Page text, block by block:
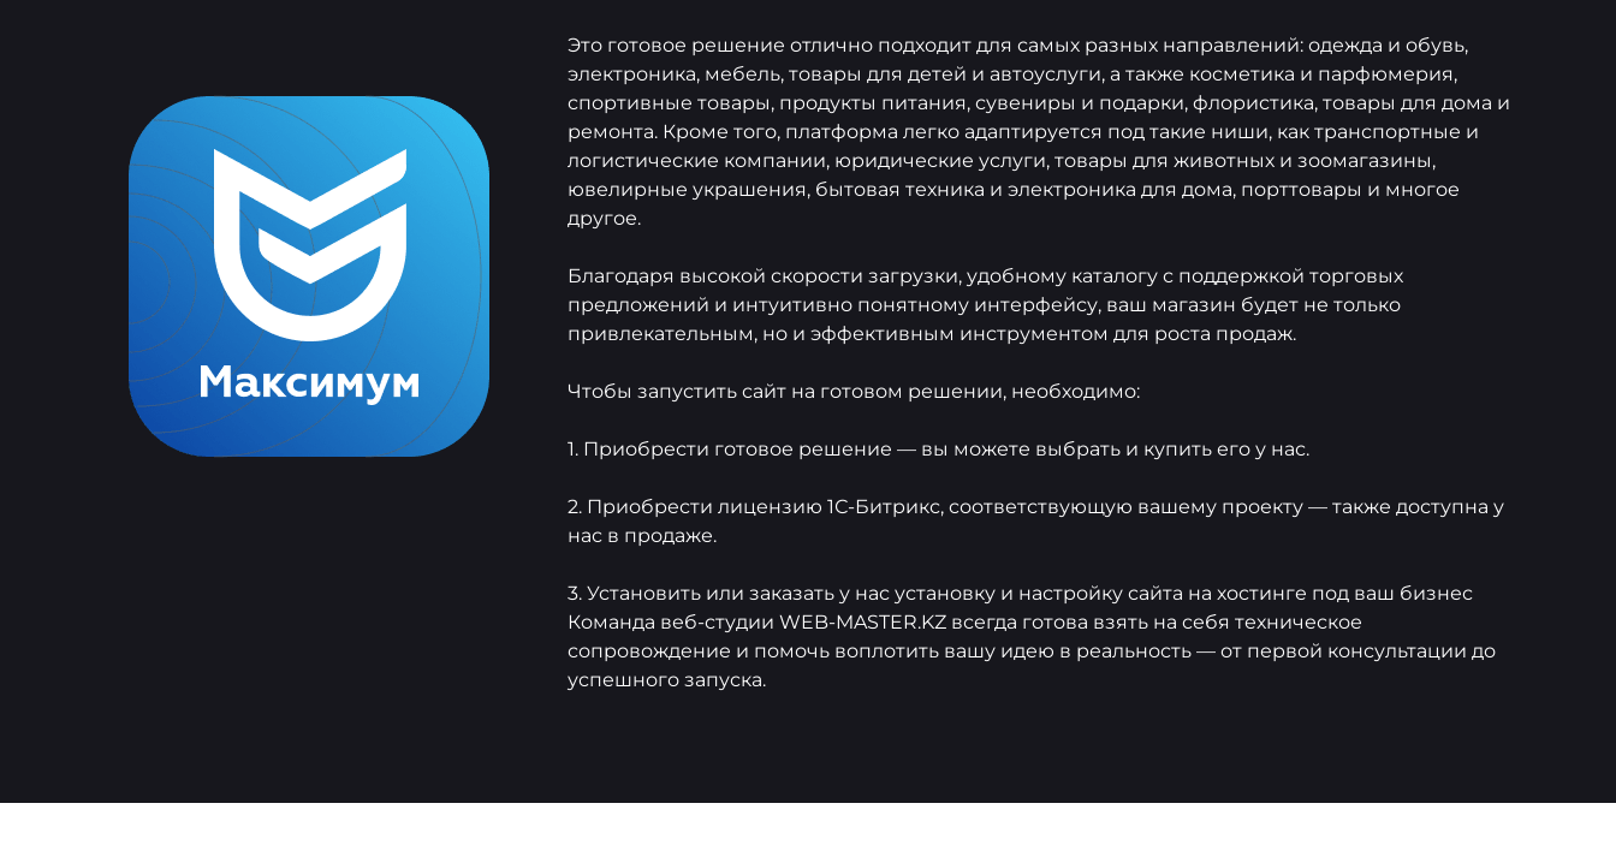
Это готовое решение отлично подходит для самых разных направлений: одежда и обувь,
электроника, мебель, товары для детей и автоуслуги, а также косметика и парфюмерия,
спортивные товары, продукты питания, сувениры и подарки, флористика, товары для дома и
ремонта. Кроме того, платформа легко адаптируется под такие ниши, как транспортные и
логистические компании, юридические услуги, товары для животных и зоомагазины,
ювелирные украшения, бытовая техника и электроника для дома, порттовары и многое
другое.
Благодаря высокой скорости загрузки, удобному каталогу с поддержкой торговых
предложений и интуитивно понятному интерфейсу, ваш магазин будет не только
привлекательным, но и эффективным инструментом для роста продаж.
Чтобы запустить сайт на готовом решении, необходимо:
1. Приобрести готовое решение — вы можете выбрать и купить его у нас.
2. Приобрести лицензию 1С-Битрикс, соответствующую вашему проекту — также доступна у
нас в продаже.
3. Установить или заказать у нас установку и настройку сайта на хостинге под ваш бизнес
Команда веб-студии WEB-MASTER.KZ всегда готова взять на себя техническое
сопровождение и помочь воплотить вашу идею в реальность — от первой консультации до
успешного запуска.